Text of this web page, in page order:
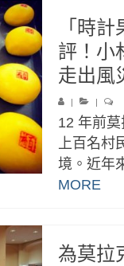
「時
評！小
走出風
| |
12 年前
上百名村
境。近年
MORE
為莫拉